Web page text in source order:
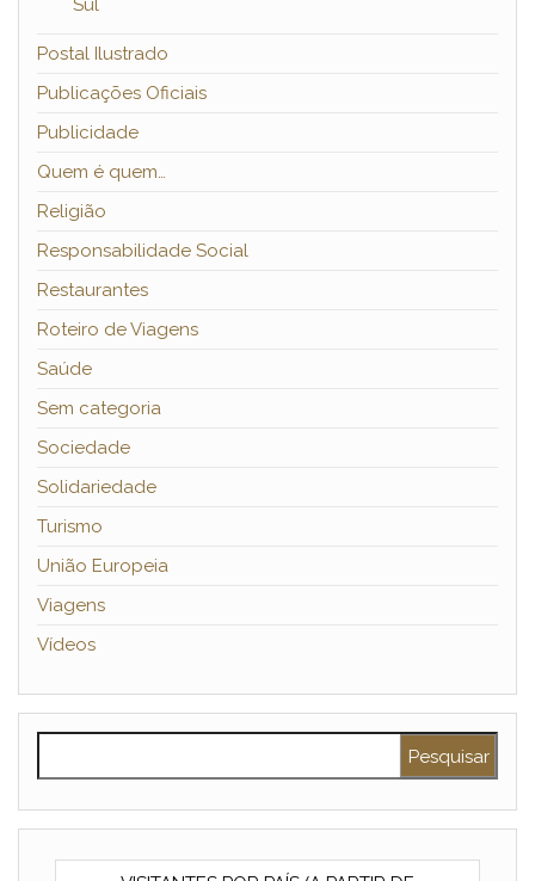
Sul
Postal Ilustrado
Publicações Oficiais
Publicidade
Quem é quem…
Religião
Responsabilidade Social
Restaurantes
Roteiro de Viagens
Saúde
Sem categoria
Sociedade
Solidariedade
Turismo
União Europeia
Viagens
Vídeos